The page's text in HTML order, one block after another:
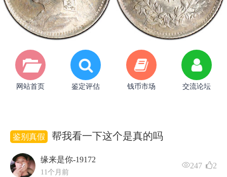
网站首页 鉴定评估 钱币市场 交流论坛
鉴别真假 帮我看一下这个是真的吗
缘来是你-19172
11个月前
247 2